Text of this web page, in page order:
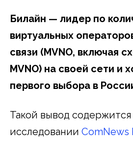
Билайн — лидер по
виртуальных
связи (MVNO, включая
MVNO) на своей сети и
первого выбора в
Такой вывод содержится
исследовании ComNews